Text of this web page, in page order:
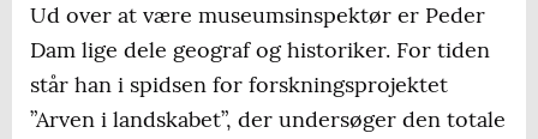
Ud over at være museumsinspektør er Peder
Dam lige dele geograf og historiker. For tiden
står han i spidsen for forskningsprojektet
”Arven i landskabet”, der undersøger den totale